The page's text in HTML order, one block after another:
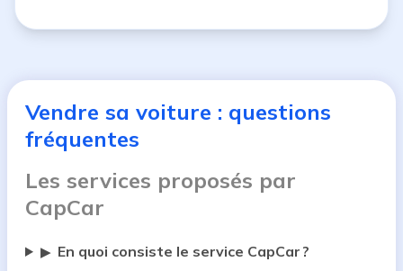
Vendre sa voiture : questions
fréquentes
Les services proposés par
CapCar
▶ En quoi consiste le service CapCar ?